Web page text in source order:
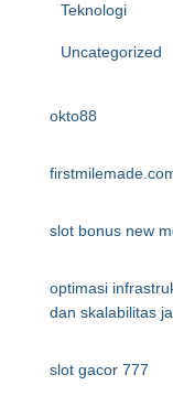
Teknologi
Uncategorized
okto88
slot bonus new
optimasi
dan skalabilitas
slot gacor 777